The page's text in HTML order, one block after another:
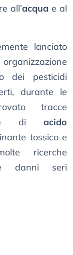
all’acqua e al
lanciato
dei pesticidi
durante le
tracce
di acido
tossico e
ricerche
danni seri